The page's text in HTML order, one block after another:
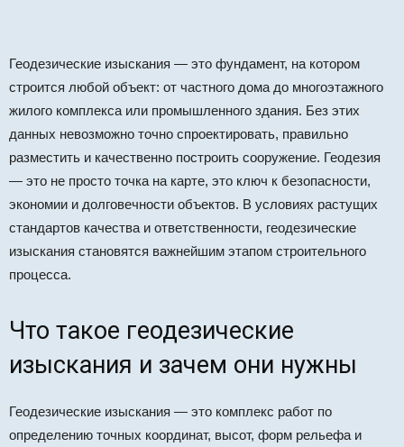
Геодезические изыскания — это фундамент, на котором
строится любой объект: от частного дома до многоэтажного
жилого комплекса или промышленного здания. Без этих
данных невозможно точно спроектировать, правильно
разместить и качественно построить сооружение. Геодезия
— это не просто точка на карте, это ключ к безопасности,
экономии и долговечности объектов. В условиях растущих
стандартов качества и ответственности, геодезические
изыскания становятся важнейшим этапом строительного
процесса.
Что такое геодезические
изыскания и зачем они нужны
Геодезические изыскания — это комплекс работ по
определению точных координат, высот, форм рельефа и